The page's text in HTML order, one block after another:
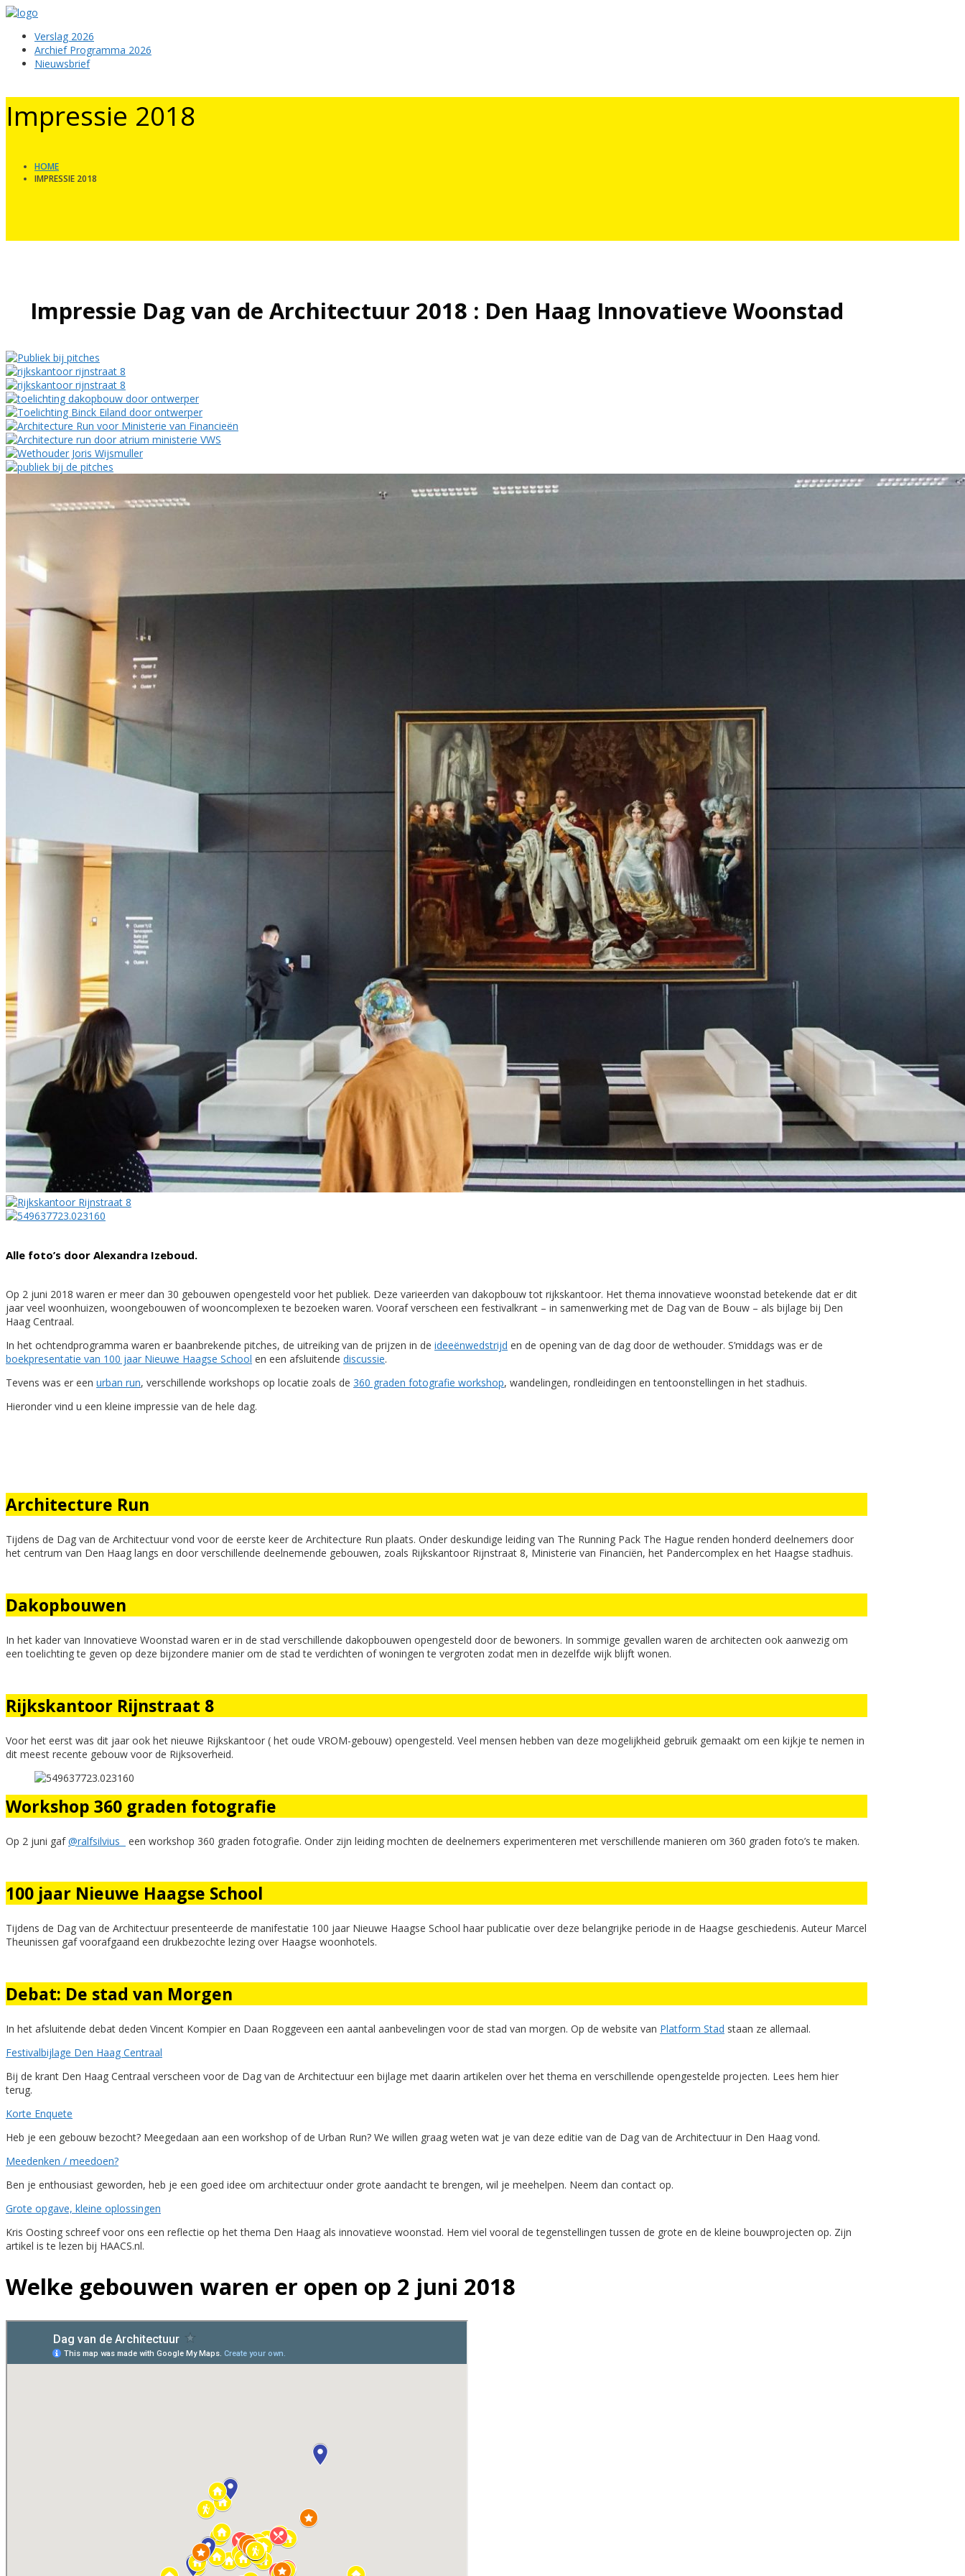
Verslag 2026
Archief Programma 2026
Nieuwsbrief
Impressie 2018
HOME
IMPRESSIE 2018
Impressie Dag van de Architectuur 2018 : Den Haag Innovatieve Woonstad
Alle foto’s door Alexandra Izeboud.
Op 2 juni 2018 waren er meer dan 30 gebouwen opengesteld voor het publiek. Deze varieerden van dakopbouw tot rijkskantoor. Het thema innovatieve woonstad betekende dat er dit
jaar veel woonhuizen, woongebouwen of wooncomplexen te bezoeken waren. Vooraf verscheen een festivalkrant – in samenwerking met de Dag van de Bouw – als bijlage bij Den
Haag Centraal.
In het ochtendprogramma waren er baanbrekende pitches, de uitreiking van de prijzen in de ideeënwedstrijd en de opening van de dag door de wethouder. S’middags was er de
boekpresentatie van 100 jaar Nieuwe Haagse School en een afsluitende discussie.
Tevens was er een urban run, verschillende workshops op locatie zoals de 360 graden fotografie workshop, wandelingen, rondleidingen en tentoonstellingen in het stadhuis.
Hieronder vind u een kleine impressie van de hele dag.
Architecture Run
Tijdens de Dag van de Architectuur vond voor de eerste keer de Architecture Run plaats. Onder deskundige leiding van The Running Pack The Hague renden honderd deelnemers door
het centrum van Den Haag langs en door verschillende deelnemende gebouwen, zoals Rijkskantoor Rijnstraat 8, Ministerie van Financiën, het Pandercomplex en het Haagse stadhuis.
Dakopbouwen
In het kader van Innovatieve Woonstad waren er in de stad verschillende dakopbouwen opengesteld door de bewoners. In sommige gevallen waren de architecten ook aanwezig om
een toelichting te geven op deze bijzondere manier om de stad te verdichten of woningen te vergroten zodat men in dezelfde wijk blijft wonen.
Rijkskantoor Rijnstraat 8
Voor het eerst was dit jaar ook het nieuwe Rijkskantoor ( het oude VROM-gebouw) opengesteld. Veel mensen hebben van deze mogelijkheid gebruik gemaakt om een kijkje te nemen in
dit meest recente gebouw voor de Rijksoverheid.
Workshop 360 graden fotografie
Op 2 juni gaf@ralfsilvius een workshop 360 graden fotografie. Onder zijn leiding mochten de deelnemers experimenteren met verschillende manieren om 360 graden foto’s te maken.
100 jaar Nieuwe Haagse School
Tijdens de Dag van de Architectuur presenteerde de manifestatie 100 jaar Nieuwe Haagse School haar publicatie over deze belangrijke periode in de Haagse geschiedenis. Auteur Marcel
Theunissen gaf voorafgaand een drukbezochte lezing over Haagse woonhotels.
Debat: De stad van Morgen
In het afsluitende debat deden Vincent Kompier en Daan Roggeveen een aantal aanbevelingen voor de stad van morgen. Op de website van Platform Stad staan ze allemaal.
Festivalbijlage Den Haag Centraal
Bij de krant Den Haag Centraal verscheen voor de Dag van de Architectuur een bijlage met daarin artikelen over het thema en verschillende opengestelde projecten. Lees hem hier
terug.
Korte Enquete
Heb je een gebouw bezocht? Meegedaan aan een workshop of de Urban Run? We willen graag weten wat je van deze editie van de Dag van de Architectuur in Den Haag vond.
Meedenken / meedoen?
Ben je enthousiast geworden, heb je een goed idee om architectuur onder grote aandacht te brengen, wil je meehelpen. Neem dan contact op.
Grote opgave, kleine oplossingen
Kris Oosting schreef voor ons een reflectie op het thema Den Haag als innovatieve woonstad. Hem viel vooral de tegenstellingen tussen de grote en de kleine bouwprojecten op. Zijn
artikel is te lezen bij HAACS.nl.
Welke gebouwen waren er open op 2 juni 2018